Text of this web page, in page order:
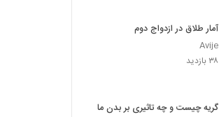
آمار طلاق در ازدواج دوم
Avije
۳۸ بازدید
گریه چیست و چه تاثیری بر بدن ما